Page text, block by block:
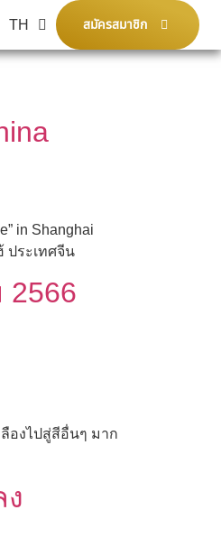
TH
EN สมัครสมาชิก
in Shanghai
ประเทศจีน
องไปสู่สีอื่นๆ มาก